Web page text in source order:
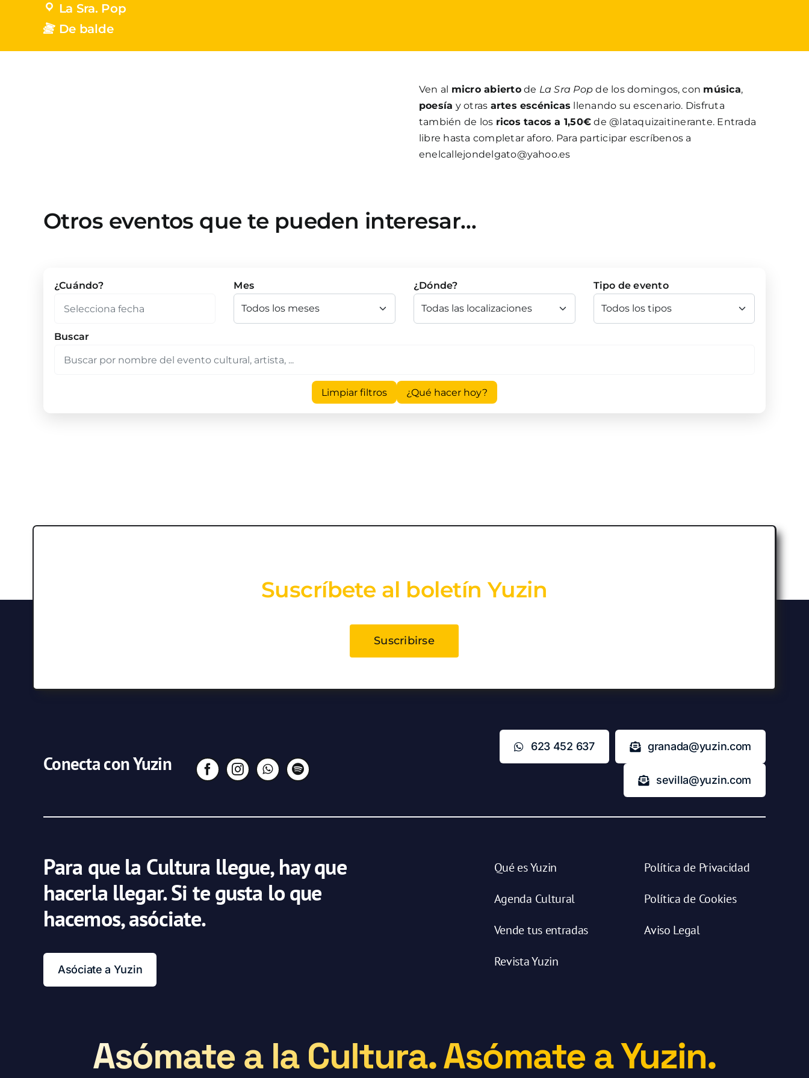
La Sra. Pop
De balde
Ven al micro abiertode La Sra Pop de los domingos, con música,
poesía y otras artes escénicas llenando su escenario. Disfruta
también de los ricos tacos a 1,50€ de @lataquizaitinerante. Entrada
libre hasta completar aforo. Para participar escríbenos a
enelcallejondelgato@yahoo.es
Otros eventos que te pueden interesar…
¿Cuándo? Mes ¿Dónde? Tipo de evento
Buscar
Limpiar filtros ¿Qué hacer hoy?
Suscríbete al boletín Yuzin
Suscribirse
Conecta con Yuzin
623 452 637 granada@yuzin.com
sevilla@yuzin.com
Para que la Cultura llegue, hay que
hacerla llegar. Si te gusta lo que
hacemos, asóciate.
Asóciate a Yuzin
Qué es Yuzin
Agenda Cultural
Vende tus entradas
Revista Yuzin
Política de Privacidad
Política de Cookies
Aviso Legal
Asómate a la Cultura. Asómate a Yuzin.